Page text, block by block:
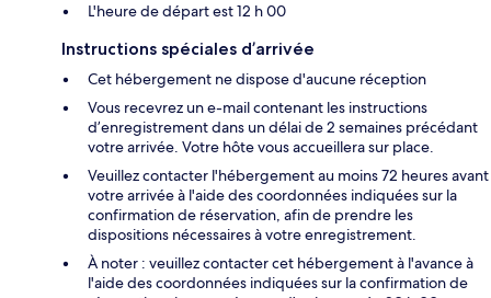
L'heure de départ est 12 h 00
Instructions spéciales d’arrivée
Cet hébergement ne dispose d'aucune réception
Vous recevrez un e-mail contenant les instructions
d’enregistrement dans un délai de 2 semaines précédant
votre arrivée. Votre hôte vous accueillera sur place.
Veuillez contacter l'hébergement au moins 72 heures avant
votre arrivée à l'aide des coordonnées indiquées sur la
confirmation de réservation, afin de prendre les
dispositions nécessaires à votre enregistrement.
À noter : veuillez contacter cet hébergement à l'avance à
l'aide des coordonnées indiquées sur la confirmation de